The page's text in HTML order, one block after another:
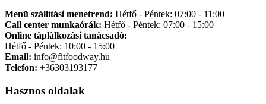
Menü szállítási menetrend: Hétfő - Péntek: 07:00 - 11:00
Call center munkaórák: Hétfő - Péntek: 07:00 - 15:00
Online tàplàlkozàsi tanàcsadò:
Hétfő - Péntek: 10:00 - 15:00
Email: info@fitfoodway.hu
Telefon: +36303193177
Hasznos oldalak